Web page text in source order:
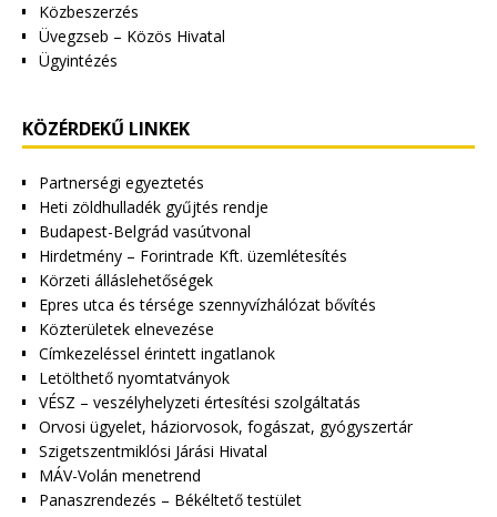
Közbeszerzés
Üvegzseb – Közös Hivatal
Ügyintézés
KÖZÉRDEKŰ LINKEK
Partnerségi egyeztetés
Heti zöldhulladék gyűjtés rendje
Budapest-Belgrád vasútvonal
Hirdetmény – Forintrade Kft. üzemlétesítés
Körzeti álláslehetőségek
Epres utca és térsége szennyvízhálózat bővítés
Közterületek elnevezése
Címkezeléssel érintett ingatlanok
Letölthető nyomtatványok
VÉSZ – veszélyhelyzeti értesítési szolgáltatás
Orvosi ügyelet, háziorvosok, fogászat, gyógyszertár
Szigetszentmiklósi Járási Hivatal
MÁV-Volán menetrend
Panaszrendezés – Békéltető testület